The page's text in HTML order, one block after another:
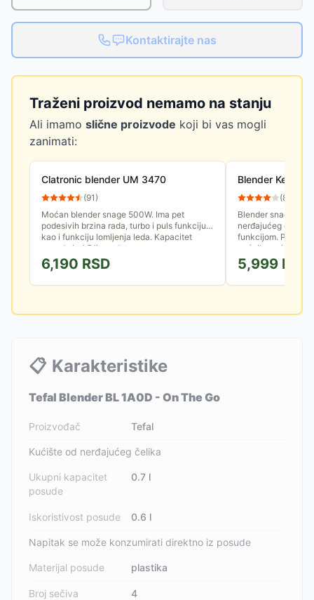
Kontaktirajte nas
Traženi proizvod nemamo na stanju
Ali imamo slične proizvode koji bi vas mogli
zanimati:
Clatronic blender UM 3470
(91)
Moćan blender snage 500W. Ima pet
podesivih brzina rada, turbo i puls funkciju,
kao i funkciju lomljenja leda. Kapacitet
posude je 1.5 litara. Ima...
6,190 RSD
Blender Keno
(86
Blender snage
nerđajućeg čelika,
funkcijom.
voćnih napitaka,
5,999 RSD
📋 Karakteristike
Tefal Blender BL 1A0D - On The Go
Proizvođač Tefal
Kućište od nerđajućeg čelika
Ukupni kapacitet
posude
0.7 l
Iskoristivost posude 0.6 l
Napitak se može konzumirati direktno iz posude
Materijal posude plastika
Broj sečiva 4